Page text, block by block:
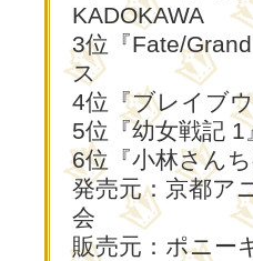
KADOKAWA
3位『Fate/
ス
4位『ブレイブ
5位『幼女戦記 1
6位『小林さん
発売元：京都ア
会
販売元：ポニー